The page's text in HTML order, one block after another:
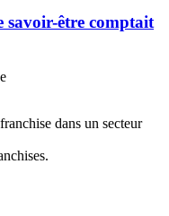
savoir-être comptait
dans un secteur